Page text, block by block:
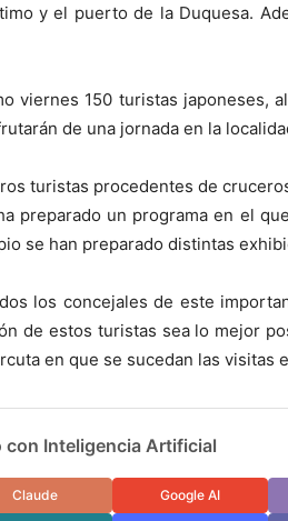
y el puerto de la Duquesa.
viernes 150 turistas japoneses,
de una jornada en la
turistas procedentes de
preparado un programa en el
se han preparado distintas
los concejales de este
de estos turistas sea lo mejor
en que se sucedan las visitas
con Inteligencia Artificial
Claude Google AI